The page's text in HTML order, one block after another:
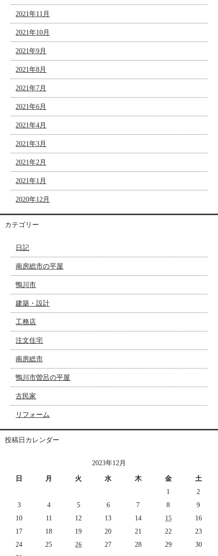
2021年11月
2021年10月
2021年9月
2021年8月
2021年7月
2021年6月
2021年4月
2021年3月
2021年2月
2021年1月
2020年12月
カテゴリー
日記
南房総市の平屋
鴨川市
建築・設計
工務店
注文住宅
南房総市
鴨川市曽呂の平屋
古民家
リフォーム
投稿日カレンダー
2023年12月
日 月 火 水 木 金
土
1
2
3
4 5 6 7 8
9
10
11 12 13 14 15
16
17
18 19 20 21 22
23
24
25 26 27 28 29
30